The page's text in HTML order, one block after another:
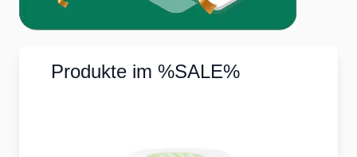
Produkte im %SALE%